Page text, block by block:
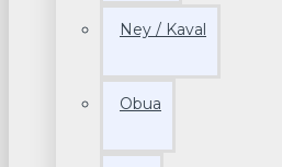
Ney / Kaval
Obua